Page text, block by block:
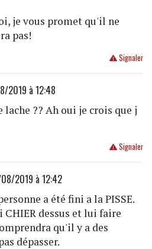
je vous promet qu'il ne
pas!
Signaler
2019 à 12:48
lache ?? Ah oui je crois que j
Signaler
2019 à 12:42
a été fini a la PISSE.
dessus et lui faire
qu'il y a des
dépasser.